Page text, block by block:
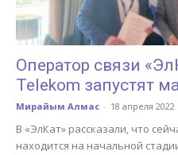
Оператор связи
Telekom запустят
Мирайым Алмас - 18 апреля 2022
В «ЭлКат» рассказали, что
находится на начальной